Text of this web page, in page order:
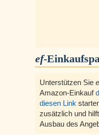
ef-
Unterstützen Sie
Amazon-Einkauf
diesen Link
zusätzlich und
Ausbau des